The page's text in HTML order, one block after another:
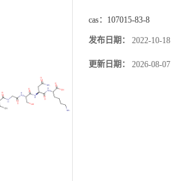
cas： 107015-83-8
发布日期： 2022-10-18
更新日期： 2026-08-07